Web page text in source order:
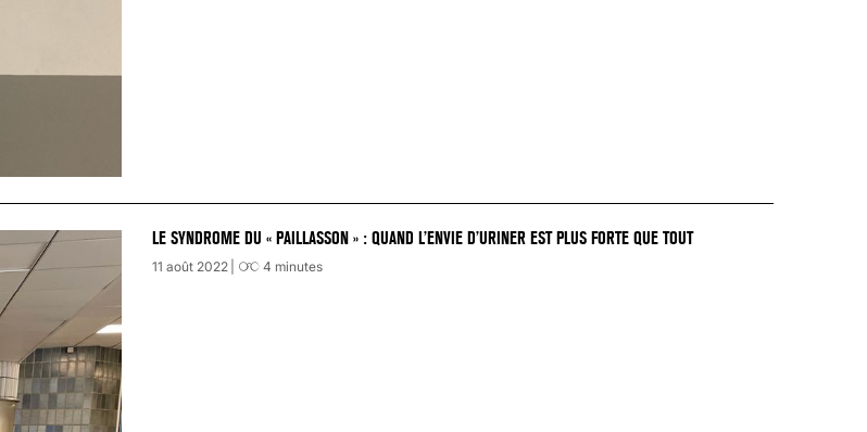
LE SYNDROME DU « PAILLASSON » : QUAND L’ENVIE D’URINER EST PLUS FORTE QUE TOUT
11 août 2022 4 minutes